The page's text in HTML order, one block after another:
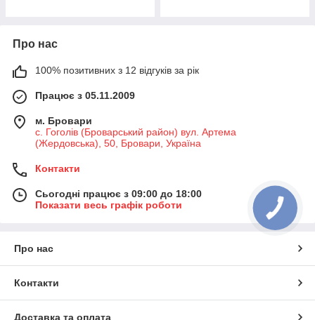
Про нас
100% позитивних з 12 відгуків за рік
Працює з 05.11.2009
м. Бровари
с. Гоголів (Броварський район) вул. Артема
(Жердовська), 50, Бровари, Україна
Контакти
Сьогодні працює з 09:00 до 18:00
Показати весь графік роботи
Про нас
Контакти
Доставка та оплата